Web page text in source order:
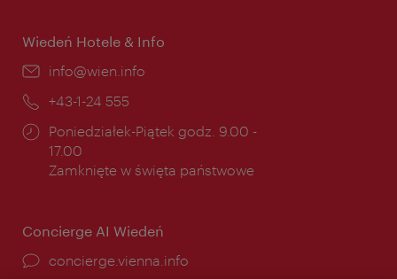
Wiedeń Hotele & Info
E-
info@wien.info
Telefon:
+43-1-24 555
Godziny
otwarcia:
Poniedziałek-Piątek godz. 9.00 -
17.00
Zamknięte w święta państwowe
Concierge AI Wiedeń
concierge.vienna.info